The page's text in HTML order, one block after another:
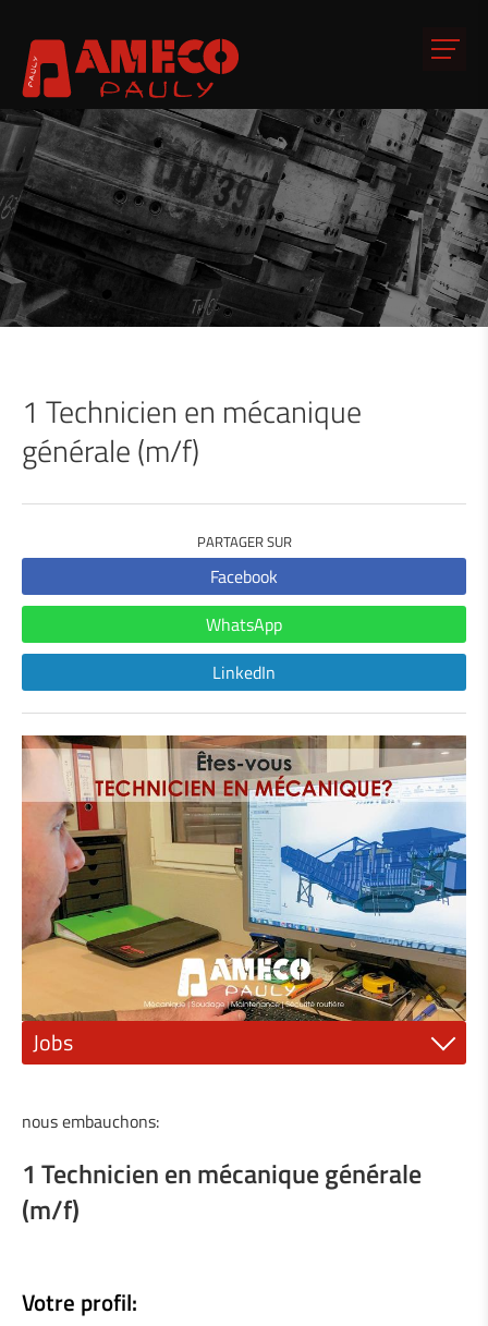
1 Technicien en mécanique
générale (m/f)
PARTAGER SUR
Facebook
WhatsApp
LinkedIn
Jobs
1 Peintre industriel (m/f)
1 Technicien en construction métallique (m/f)
nous embauchons:
1 Technicien en mécanique générale
(m/f)
Votre profil: